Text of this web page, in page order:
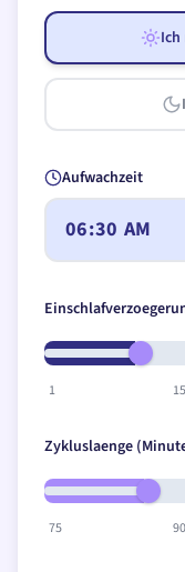
Aufwachzeit
1 15
Zykluslaenge
75 90